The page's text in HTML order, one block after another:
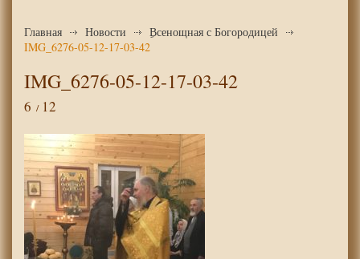
Главная Новости
ِВсенощная с Богородицей
IMG_6276-05-12-17-03-42
IMG_6276-05-12-17-03-42
6 12